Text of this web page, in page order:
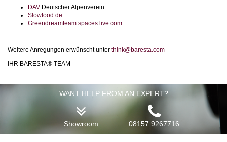
DAV Deutscher Alpenverein
Slowfood.de
Greendreamteam.spaces.live.com
Weitere Anregungen erwünscht unter think@baresta.com
IHR BARESTA® TEAM
WANT HELP FROM AN EXPERT?
Showroom 08157 9267716